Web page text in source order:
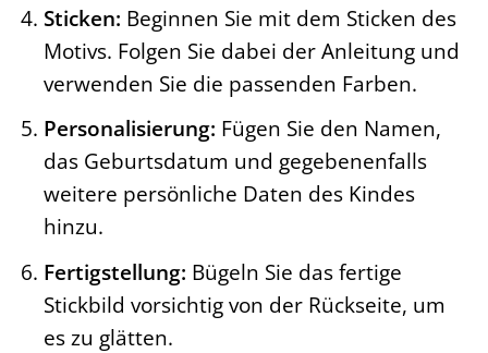
Sticken: Beginnen Sie mit dem Sticken des
Motivs. Folgen Sie dabei der Anleitung und
verwenden Sie die passenden Farben.
Personalisierung: Fügen Sie den Namen,
das Geburtsdatum und gegebenenfalls
weitere persönliche Daten des Kindes
hinzu.
Fertigstellung: Bügeln Sie das fertige
Stickbild vorsichtig von der Rückseite, um
es zu glätten.